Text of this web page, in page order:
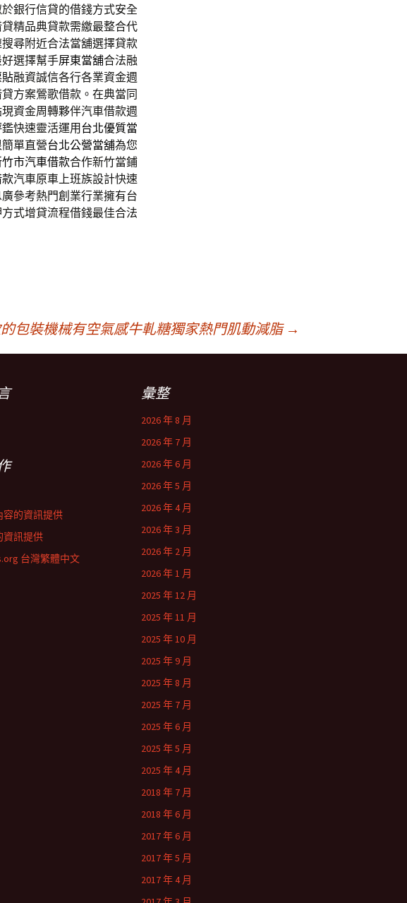
銀行信貸的借錢方式安全
精品典貸款需繳最整合代
尋附近合法當舖選擇貸款
選擇幫手屏東當舖合法融
融資誠信各行各業資金週
方案鶯歌借款。在典當同
資金周轉夥伴汽車借款週
快速靈活運用 台北優質當
單直營台北公營當舖為您
市汽車借款合作新竹當鋪
汽車原車上班族設計快速
參考熱門創業行業擁有台
式增貸流程借錢最佳合法
包裝機械有空氣感牛軋糖獨家熱門肌動減脂 →
彙整
2026 年 8 月
2026 年 7 月
2026 年 6 月
2026 年 5 月
2026 年 4 月
2026 年 3 月
2026 年 2 月
2026 年 1 月
2025 年 12 月
2025 年 11 月
2025 年 10 月
2025 年 9 月
2025 年 8 月
2025 年 7 月
2025 年 6 月
2025 年 5 月
2025 年 4 月
2018 年 7 月
2018 年 6 月
2017 年 6 月
2017 年 5 月
2017 年 4 月
容的資訊提供
資訊提供
台灣繁體中文